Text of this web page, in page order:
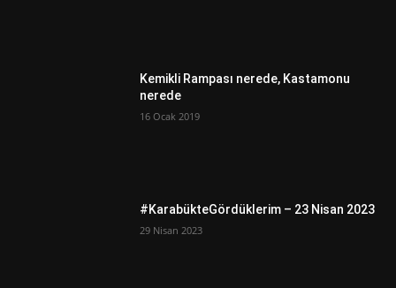
Kemikli Rampası nerede, Kastamonu
nerede
16 Ocak 2019
#KarabükteGördüklerim – 23 Nisan 2023
29 Nisan 2023